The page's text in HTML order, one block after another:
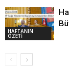
HAFTANIN
ÖZETİ